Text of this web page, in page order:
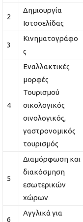
2
Δημιουργία
Ιστοσελίδας
3
Κινηματογράφο
ς
4
Εναλλακτικές
μορφές
Τουρισμού
οικολογικός
οινολογικός,
γαστρονομικός
τουρισμός
5
Διαμόρφωση και
διακόσμηση
εσωτερικών
χώρων
6
Αγγλικά για